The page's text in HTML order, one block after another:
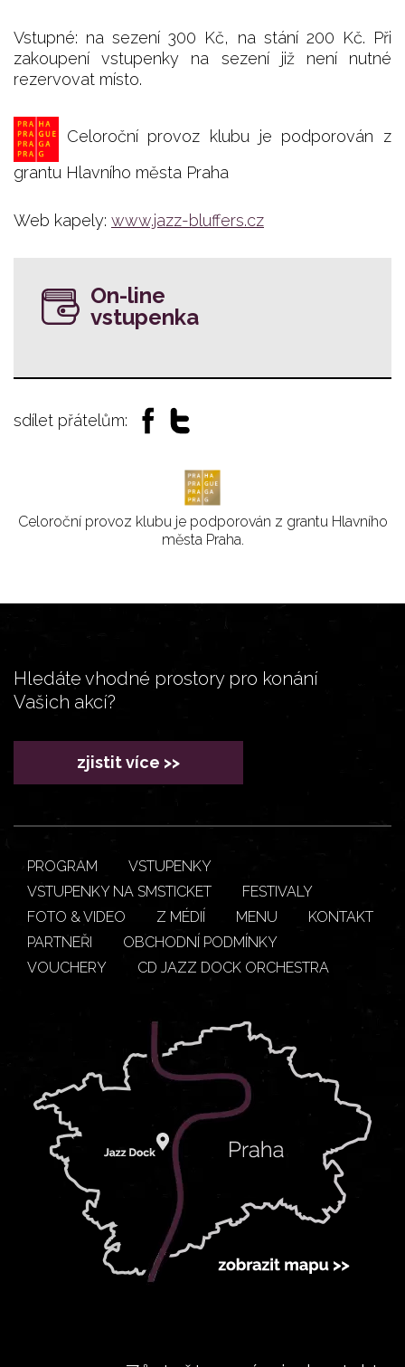
Vstupné: na sezení 300 Kč, na stání 200 Kč. Při
zakoupení vstupenky na sezení již není nutné
rezervovat místo.
Celoroční provoz klubu je podporován z
grantu Hlavního města Praha
Web kapely: www.jazz-bluffers.cz
On-line
vstupenka
sdílet přátelům:
Celoroční provoz klubu je podporován z grantu Hlavního
města Praha.
Hledáte vhodné prostory pro konání
Vašich akcí?
zjistit více >>
PROGRAM
VSTUPENKY
VSTUPENKY NA SMSTICKET
FESTIVALY
FOTO & VIDEO
Z MÉDIÍ MENU
KONTAKT
PARTNEŘI
OBCHODNÍ PODMÍNKY
VOUCHERY
CD JAZZ DOCK ORCHESTRA